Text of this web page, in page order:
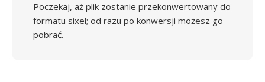
Poczekaj, aż plik zostanie przekonwertowany do
formatu sixel; od razu po konwersji możesz go
pobrać.